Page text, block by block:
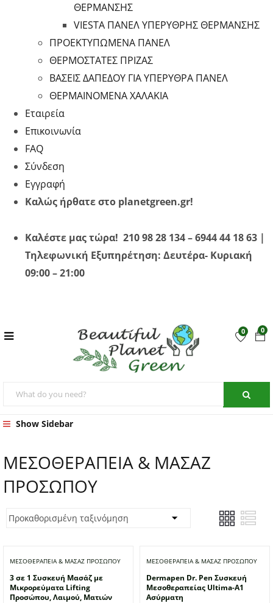
ΘΕΡΜΑΝΣΗΣ
VIESTA ΠΑΝΕΛ ΥΠΕΡΥΘΡΗΣ ΘΕΡΜΑΝΣΗΣ
ΠΡΟΕΚΤΥΠΩΜΕΝΑ ΠΑΝΕΛ
ΘΕΡΜΟΣΤΑΤΕΣ ΠΡΙΖΑΣ
ΒΑΣΕΙΣ ΔΑΠΕΔΟΥ ΓΙΑ ΥΠΕΡΥΘΡA ΠΑΝΕΛ
ΘΕΡΜΑΙΝΟΜΕΝΑ ΧΑΛΑΚΙΑ
Εταιρεία
Επικοινωνία
FAQ
Σύνδεση
Εγγραφή
Καλώς ήρθατε στο planetgreen.gr!
Καλέστε μας τώρα! 210 98 28 134 – 6944 44 18 63 |
Τηλεφωνική Εξυπηρέτηση: Δευτέρα- Κυριακή
09:00 – 21:00
0
0
Show Sidebar
ΜΕΣΟΘΕΡΑΠΕΙΑ & ΜΑΣΑΖ
ΠΡΟΣΩΠΟΥ
ΜΕΣΟΘΕΡΑΠΕΙΑ & ΜΑΣΑΖ ΠΡΟΣΩΠΟΥ
3 σε 1 Συσκευή Mασάζ με
Μικρορεύματα Lifting
Προσώπου, Λαιμού, Ματιών
ΜΕΣΟΘΕΡΑΠΕΙΑ & ΜΑΣΑΖ ΠΡΟΣΩΠΟΥ
Dermapen Dr. Pen Συσκευή
Μεσοθεραπείας Ultima-A1
Ασύρματη